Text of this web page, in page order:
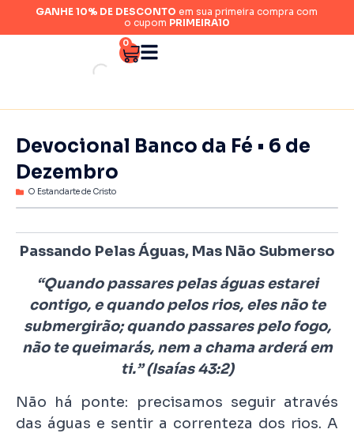
GANHE 10% DE DESCONTO em sua primeira compra com
o cupom PRIMEIRA10
0
Devocional Banco da Fé • 6 de
Dezembro
O Estandarte de Cristo
Passando Pelas Águas, Mas Não Submerso
“Quando passares pelas águas estarei
contigo, e quando pelos rios, eles não te
submergirão; quando passares pelo fogo,
não te queimarás, nem a chama arderá em
ti.” (Isaías 43:2)
Não há ponte: precisamos seguir através
das águas e sentir a correnteza dos rios. A